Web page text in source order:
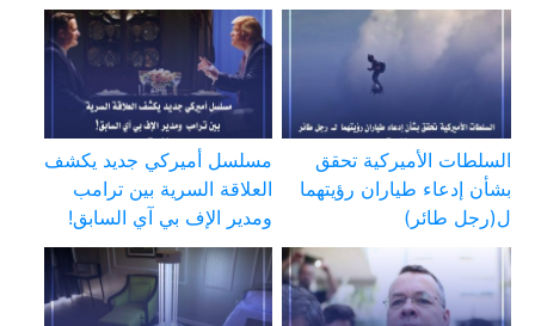
السلطات الأميركية تحقق
بشأن إدعاء طياران رؤيتهما
ل(رجل طائر)
مسلسل أميركي جديد يكشف
العلاقة السرية بين ترامب
ومدير الإف بي آي السابق!